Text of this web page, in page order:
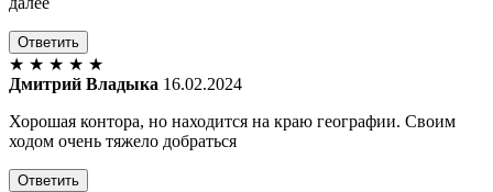
Ответить
★ ★ ★ ★ ★
Дмитрий Владыка 16.02.2024
Хорошая контора, но находится на краю географии. Своим
ходом очень тяжело добраться
Ответить